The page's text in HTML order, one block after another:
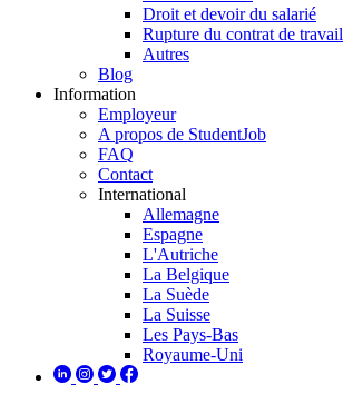
Droit et devoir du salarié
Rupture du contrat de travail
Autres
Blog
Information
Employeur
A propos de StudentJob
FAQ
Contact
International
Allemagne
Espagne
L'Autriche
La Belgique
La Suède
La Suisse
Les Pays-Bas
Royaume-Uni